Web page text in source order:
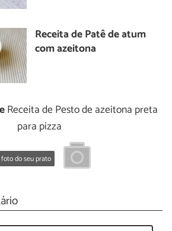
Receita de Patê de atum
com azeitona
Receita de Pesto de azeitona preta
para pizza
foto do seu prato